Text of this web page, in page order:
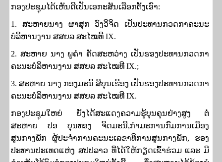
ກອງປະຊຸມໄດ້ເຫັນດີເປັນເອກະສັນເລືອກຕັ້ງເອົາ:
1. ສະຫາຍນາງ ຜາສຸກ ວົງວິຈິດ ເປັນປະທານກວດກາຄະນະ
ບໍລິຫານງານ ສສຍລ ສະໄໝທີ IX.
2. ສະຫາຍ ນາງ ພູຄໍາ ຄັດສະຫວ່າງ ເປັນຮອງປະທານກວດກາ
ຄະນະບໍລິຫານງານ ສສຍລ ສະໄໝທີ IX.;
3. ສະຫາຍ ນາງ ກອງມະນີ ສີບຸນເຮືອງ ເປັນຮອງປະທານກວດກາ
ຄະນະບໍລິຫານງານ ສສຍລ ສະໄໝທີ IX.
ກອງປະຊຸມໃຫຍ່ ຍັງໄດ້ສະແດງຄວາມຮູ້ບຸນຄຸນຢ່າງສູງ ຕໍ່
ສະຫາຍ ປອ ບຸນທອງ ຈິດມະນີ,​ກໍາມະການກົມການເມືອງ
ສູນກາງພັກ ຜູ້ປະຈຳການຄະນະເລຂາທິການສູນກາງພັກ, ຮອງ
ປະທານປະເທດແຫ່ງ ສປປລາວ ທີ່ໄດ້ໃຫ້ກຽດເຂົ້າຮ່ວມ ແລະ ມີ